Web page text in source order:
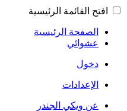
افتح القائمة الرئيسية
الصفحة الرئيسية
عشوائي
دخول
الإعدادات
عن ويكي الجندر